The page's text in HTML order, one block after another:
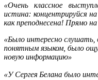
«Очень классное
истина: концентрируйся
как преподнесена! Прямо
«Было интересно
понятным языком, было
новую информацию»
«У Сергея Белана было